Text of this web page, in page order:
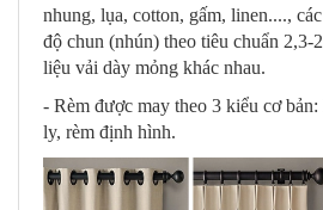
nhung, lụa, cotton, gấm, linen....,
độ chun (nhún) theo tiêu chuẩn 2,3-
liệu vải dày mỏng khác nhau.
- Rèm được may theo 3 kiểu cơ
ly, rèm định hình.